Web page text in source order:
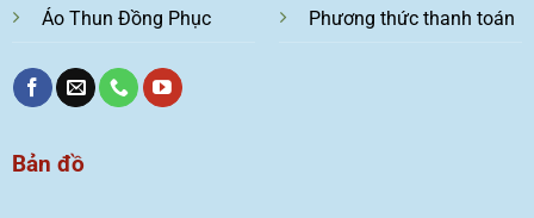
Áo Thun Đồng Phục Phương thức thanh toán
Bản đồ